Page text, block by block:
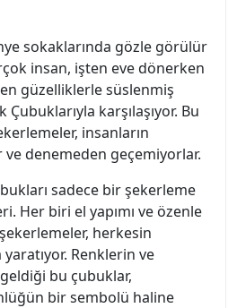
sokaklarında gözle görülür
insan, işten eve dönerken
güzelliklerle süslenmiş
karşılaşıyor. Bu
insanların
ve denemeden geçemiyorlar.
sadece bir şekerleme
Her biri el yapımı ve özenle
herkesin
Renklerin ve
bu çubuklar,
bir sembolü haline